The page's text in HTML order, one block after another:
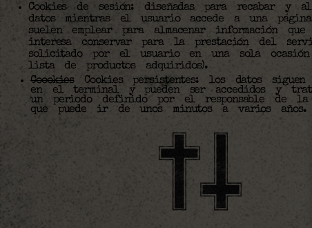
Cookies de sesión: diseñadas para recabar y
datos mientras el usuario accede a una página
suelen emplear para almacenar información que
interesa conservar para la prestación del
solicitado por el usuario en una sola ocasión
lista de productos adquiridos).
CoookiesCookies persistentes: los datos siguen
en el terminal y pueden ser accedidos y
un periodo definido por el responsable de
que puede ir de unos minutos a varios años.